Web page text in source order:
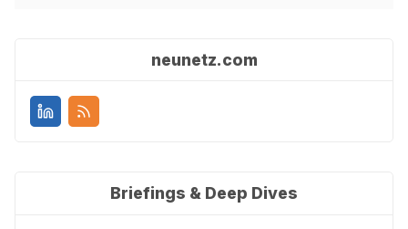
neunetz.com
Briefings & Deep Dives